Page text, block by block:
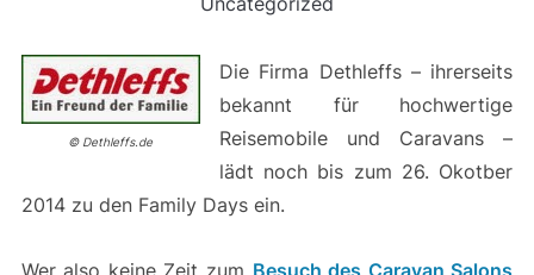
© Dethleffs.de
Die Firma Dethleffs – ihrerseits
bekannt für hochwertige
Reisemobile und Caravans –
lädt noch bis zum 26. Okotber
2014 zu den Family Days ein.
Wer also keine Zeit zum Besuch des Caravan Salons